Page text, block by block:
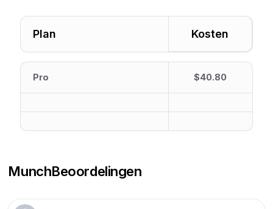
Plan Kosten
Pro $40.80
MunchBeoordelingen